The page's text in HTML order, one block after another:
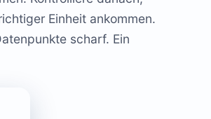
Einheit ankommen.
scharf. Ein